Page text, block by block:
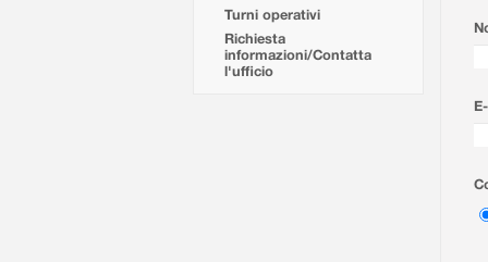
Turni operativi
Richiesta
informazioni/Contatta
l'ufficio